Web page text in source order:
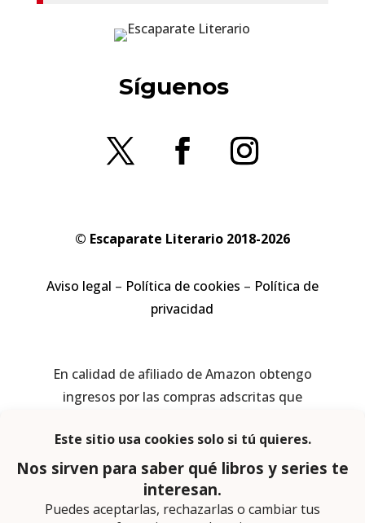
Síguenos
© Escaparate Literario 2018-2026
Aviso legal – Política de cookies – Política de
privacidad
En calidad de afiliado de Amazon obtengo
ingresos por las compras adscritas que
Página web diseñada por